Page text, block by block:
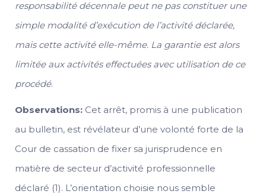
responsabilité décennale peut ne pas constituer une
simple modalité d’exécution de l’activité déclarée,
mais cette activité elle-même. La garantie est alors
limitée aux activités effectuées avec utilisation de ce
procédé.
Observations: Cet arrêt, promis à une publication
au bulletin, est révélateur d’une volonté forte de la
Cour de cassation de fixer sa jurisprudence en
matière de secteur d’activité professionnelle
déclaré (1). L’orientation choisie nous semble